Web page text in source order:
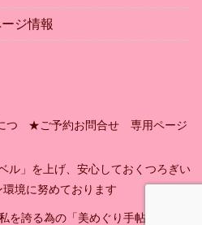
ジ情報
つ
★ご予約お問合せ 専用ページ
ル」を上げ、安心しておくつろぎい
境に努めております
誇る為の「美めぐり手帖」.